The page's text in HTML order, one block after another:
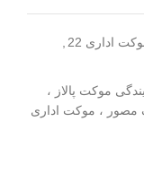
اداری 22
موکت پالاز ،
، موکت اداری